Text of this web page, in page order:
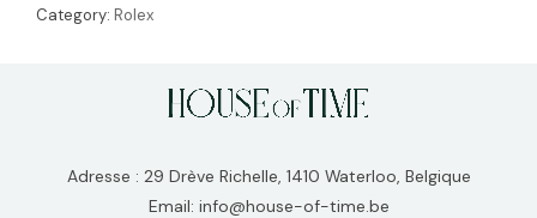
Category: Rolex
Adresse : 29 Drève Richelle, 1410 Waterloo, Belgique
Email: info@house-of-time.be